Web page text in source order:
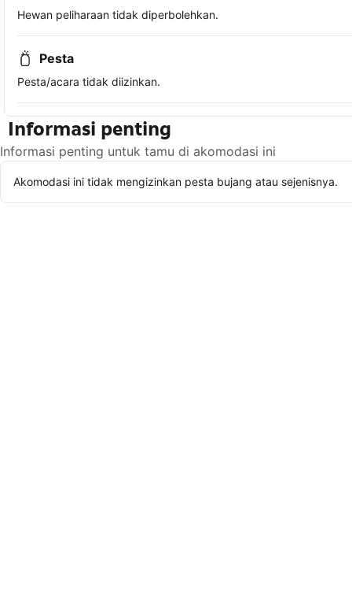
Hewan peliharaan tidak diperbolehkan.
Pesta
Pesta/acara tidak diizinkan.
Informasi penting
Informasi penting untuk tamu di akomodasi ini
Akomodasi ini tidak mengizinkan pesta bujang atau sejenisnya.